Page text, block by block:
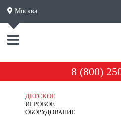
Москва
8 (800)
ДЕТСКОЕ
ИГРОВОЕ
ОБОРУДОВАНИЕ